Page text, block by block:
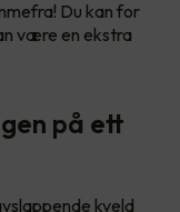
Du kan for
være en ekstra
på ett
kveld